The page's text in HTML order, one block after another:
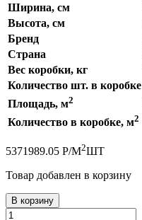
Ширина, см
Высота, см
Бренд
Страна
Вес коробки, кг
Количество шт. в коробке
Площадь, м2
Количество в коробке, м2
5371989.05 Р/М2ШТ
Товар добавлен в корзину
В корзину